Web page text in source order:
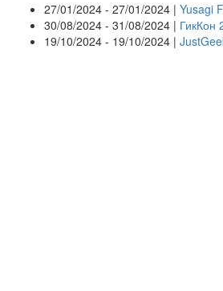
27/01/2024 - 27/01/2024 | Yusagi
30/08/2024 - 31/08/2024 | ГикКон
19/10/2024 - 19/10/2024 |